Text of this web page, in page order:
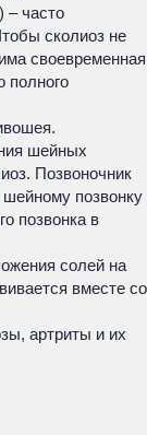
– часто
сколиоз не
своевременная
полного
шейных
Позвоночник
позвонку
позвонка в
солей на
вместе со
артриты и их